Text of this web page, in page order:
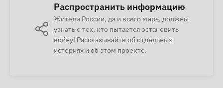
Распространить информацию
Жители России, да и всего мира, должны
узнать о тех, кто пытается остановить
войну! Рассказывайте об отдельных
историях и об этом проекте.